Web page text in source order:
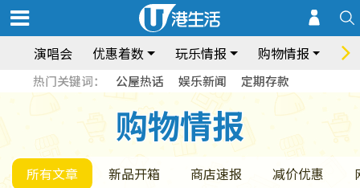
演唱会 优惠着数 玩乐情报 购物情报 饮
热门关键词： 公屋热话 娱乐新闻 定期存款
购物情报
购物情报
所有文章 新品开箱 商店速报 减价优惠